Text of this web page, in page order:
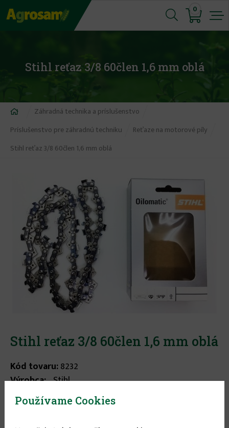
Jump
to
0
Stihl reťaz 3/8 60člen 1,6 mm oblá
Nachádzate
sa
tu
Záhradná technika a príslušenstvo
Príslušenstvo pre záhradnú techniku
Reťaze na motorové píly
Stihl reťaz 3/8 60člen 1,6 mm oblá
Stihl reťaz 3/8 60člen 1,6 mm oblá
Kód tovaru:8232
Výrobca: Stihl
Stav tovaru: Na sklade
Používame Cookies